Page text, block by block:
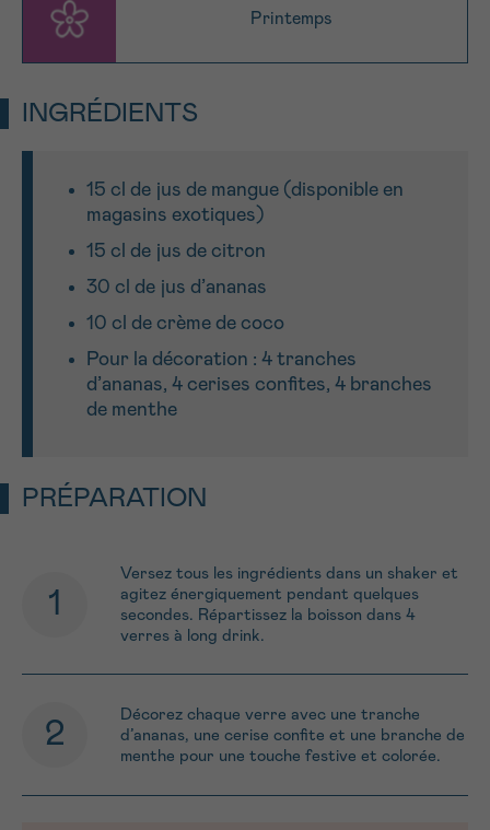
Printemps
INGRÉDIENTS
15 cl de jus de mangue (disponible en
magasins exotiques)
15 cl de jus de citron
30 cl de jus d’ananas
10 cl de crème de coco
Pour la décoration : 4 tranches
d’ananas, 4 cerises confites, 4 branches
de menthe
PRÉPARATION
Versez tous les ingrédients dans un shaker et
agitez énergiquement pendant quelques
secondes. Répartissez la boisson dans 4
verres à long drink.
Décorez chaque verre avec une tranche
d’ananas, une cerise confite et une branche de
menthe pour une touche festive et colorée.